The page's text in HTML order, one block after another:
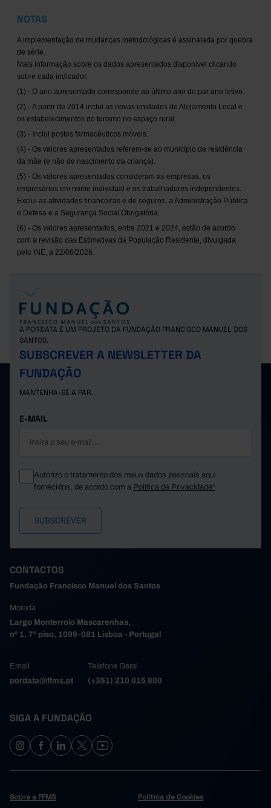
NOTAS
A implementação de mudanças metodológicas é assinalada por quebra
de série.
Mais informação sobre os dados apresentados disponível clicando
sobre cada indicador.
(1) - O ano apresentado corresponde ao último ano do par ano letivo.
(2) - A partir de 2014 inclui as novas unidades de Alojamento Local e
os estabelecimentos do turismo no espaço rural.
(3) - Inclui postos farmacêuticos móveis.
(4) - Os valores apresentados referem-se ao município de residência
da mãe (e não de nascimento da criança).
(5) - Os valores apresentados consideram as empresas, os
empresários em nome individual e os trabalhadores independentes.
Exclui as atividades financeiras e de seguros, a Administração Pública
e Defesa e a Segurança Social Obrigatória.
(6) - Os valores apresentados, entre 2021 e 2024, estão de acordo
com a revisão das Estimativas da População Residente, divulgada
pelo INE, a 22/06/2026.
A PORDATA É UM PROJETO DA FUNDAÇÃO FRANCISCO MANUEL DOS
SANTOS.
SUBSCREVER A NEWSLETTER DA
FUNDAÇÃO
MANTENHA-SE A PAR.
E-MAIL
Autorizo o tratamento dos meus dados pessoais aqui
fornecidos, de acordo com a Política de Privacidade*
CONTACTOS
Fundação Francisco Manuel dos Santos
Morada
Largo Monterroio Mascarenhas,
nº 1, 7º piso, 1099-081 Lisboa - Portugal
Email
pordata@ffms.pt
Telefone Geral
(+351) 210 015 800
SIGA A FUNDAÇÃO
Sobre a FFMS Política de Cookies